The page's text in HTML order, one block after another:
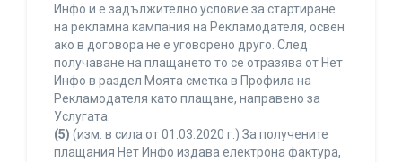
Инфо и е задължително условие за стартиране
на рекламна кампания на Рекламодателя, освен
ако в договора не е уговорено друго. След
получаване на плащането то се отразява от Нет
Инфо в раздел Моята сметка в Профила на
Рекламодателя като плащане, направено за
Услугата.
(5) (изм. в сила от 01.03.2020 г.) За получените
плащания Нет Инфо издава електрона фактура,